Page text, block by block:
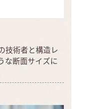
技術者と構造レ
な断面サイズに